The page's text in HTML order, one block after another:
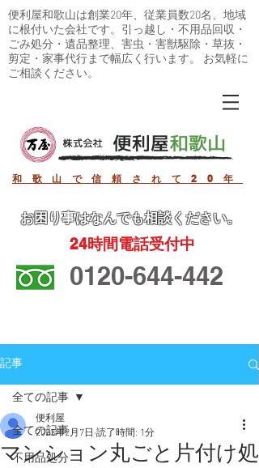
便利屋和歌山は創業20年、従業員数20名、地域
に根付いた会社です。引っ越し・不用品回収・
ごみ処分・遺品整理、害虫・害獣駆除・草抜・
剪定・家事代行まで幅広く行います。 お気軽に
ご相談ください。
和歌山で信頼されて20年
お困り事はなんでも相談ください。
24時間電話受付中
0120-644-442
記事
全ての記事
不用品処分
全ての記事
マンション丸ごと片付け処
便利屋
2023年2月7日 読了時間: 1分